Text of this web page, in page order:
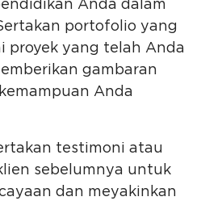
Anda dalam
portofolio yang
proyek yang telah Anda
gambaran
Anda
testimoni atau
sebelumnya untuk
dan meyakinkan